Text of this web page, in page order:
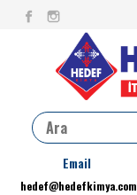
Email
hedef@hedefkimya.com